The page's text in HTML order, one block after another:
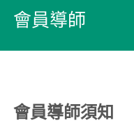
會員導師
會員導師須知